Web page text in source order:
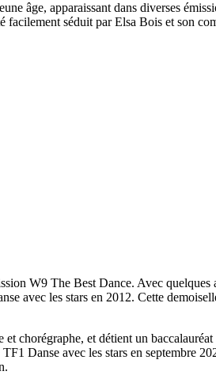
âge, apparaissant dans diverses
facilement séduit par Elsa Bois et son
W9 The Best Dance. Avec
avec les stars en 2012. Cette
et chorégraphe, et détient un
TF1 Danse avec les stars en